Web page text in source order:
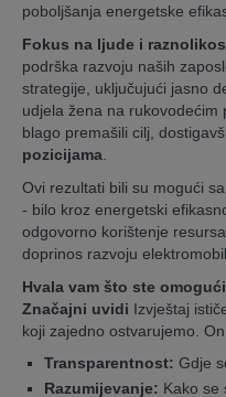
poboljšanja energetske
Fokus na ljude i
podrška razvoju naših
strategije, uključujući jasno
udjela žena na rukovodećim
blago premašili cilj, dostigavši
pozicijama
Ovi rezultati bili su mogući
- bilo kroz energetski
odgovorno korištenje
doprinos razvoju
Hvala vam što ste
Značajni uvidi Izvještaj
koji zajedno ostvarujemo.
Transparentnost: Gdje
Razumijevanje: Kako se